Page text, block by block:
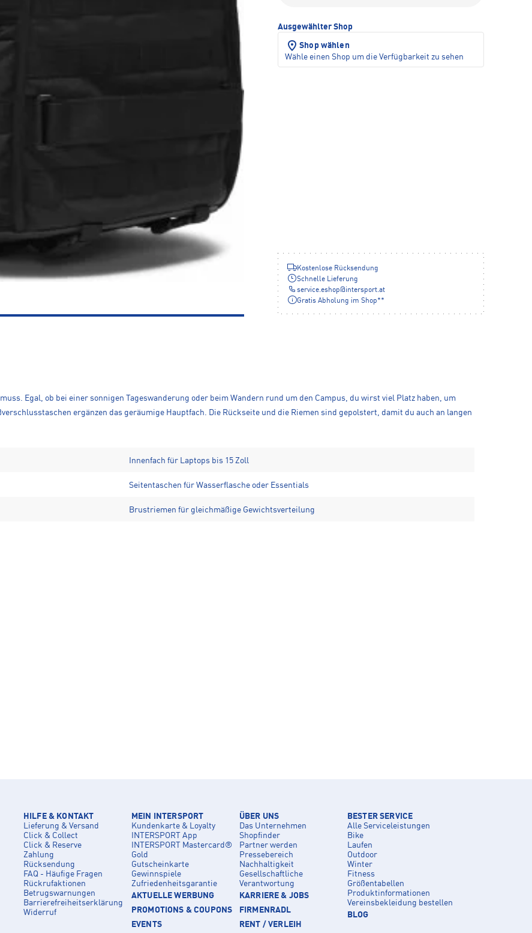
Ausgewählter Shop
Shop wählen
Wähle einen Shop um die Verfügbarkeit zu sehen
Kostenlose Rücksendung
Schnelle Lieferung
service.eshop@intersport.at
Gratis Abholung im Shop**
Egal, ob bei einer sonnigen Tageswanderung oder beim Wandern rund um den Campus, du wirst viel Platz haben, um
ergänzen das geräumige Hauptfach. Die Rückseite und die Riemen sind gepolstert, damit du auch an langen
Innenfach für Laptops bis 15 Zoll
Seitentaschen für Wasserflasche oder Essentials
Brustriemen für gleichmäßige Gewichtsverteilung
HILFE & KONTAKT
Lieferung & Versand
Click & Collect
Click & Reserve
Zahlung
Rücksendung
FAQ - Häufige Fragen
Rückrufaktionen
Betrugswarnungen
Barrierefreiheitserklärung
Widerruf
MEIN INTERSPORT
Kundenkarte & Loyalty
INTERSPORT App
INTERSPORT Mastercard®
Gold
Gutscheinkarte
Gewinnspiele
Zufriedenheitsgarantie
AKTUELLE WERBUNG
PROMOTIONS & COUPONS
EVENTS
ÜBER UNS
Das Unternehmen
Shopfinder
Partner werden
Pressebereich
Nachhaltigkeit
Gesellschaftliche
Verantwortung
KARRIERE & JOBS
FIRMENRADL
RENT / VERLEIH
BESTER SERVICE
Alle Serviceleistungen
Bike
Laufen
Outdoor
Winter
Fitness
Größentabellen
Produktinformationen
Vereinsbekleidung bestellen
BLOG